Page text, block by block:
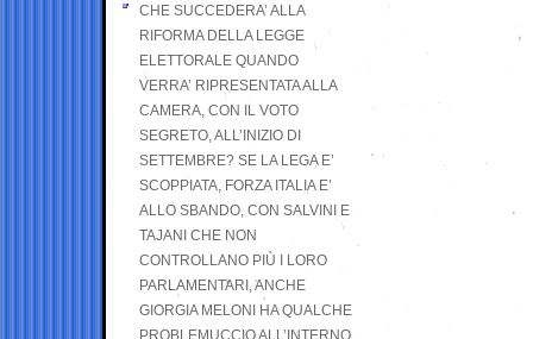
CHE SUCCEDERA’ ALLA
RIFORMA DELLA LEGGE
ELETTORALE QUANDO
VERRA’ RIPRESENTATA ALLA
CAMERA, CON IL VOTO
SEGRETO, ALL’INIZIO DI
SETTEMBRE? SE LA LEGA E’
SCOPPIATA, FORZA ITALIA E’
ALLO SBANDO, CON SALVINI E
TAJANI CHE NON
CONTROLLANO PIÙ I LORO
PARLAMENTARI, ANCHE
GIORGIA MELONI HA QUALCHE
PROBLEMUCCIO ALL’INTERNO